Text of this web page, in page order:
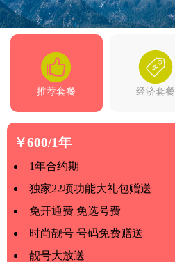
推荐套餐 经济套餐
￥600/1年
1年合约期
独家22项功能大礼包赠送
免开通费 免选号费
时尚靓号 号码免费赠送
靓号大放送